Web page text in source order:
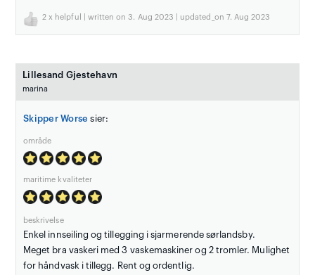
2 x helpful | written on 3. Aug 2023 | updated_on 7. Aug 2023
Lillesand Gjestehavn
marina
Skipper Worse sier:
område
maritime kvaliteter
beskrivelse
Enkel innseiling og tillegging i sjarmerende sørlandsby.
Meget bra vaskeri med 3 vaskemaskiner og 2 tromler. Mulighet
for håndvask i tillegg. Rent og ordentlig.